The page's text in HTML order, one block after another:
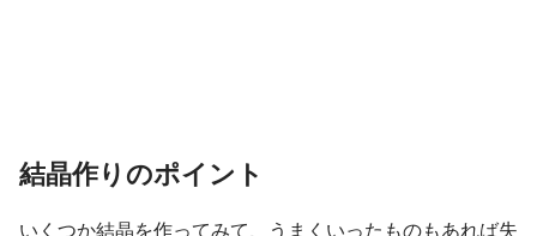
結晶作りのポイント
いくつか結晶を作ってみて、うまくいったものもあれば失